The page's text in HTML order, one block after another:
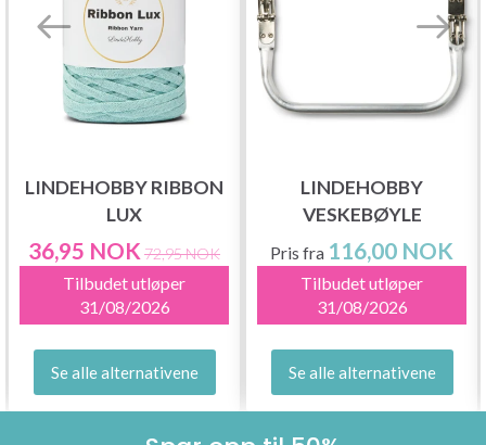
LINDEHOBBY RIBBON
LUX
36,95 NOK 72,95 NOK
Tilbudet utløper
31/08/2026
Se alle alternativene
LINDEHOBBY
VESKEBØYLE
Pris fra 116,00 NOK
Tilbudet utløper
31/08/2026
Se alle alternativene